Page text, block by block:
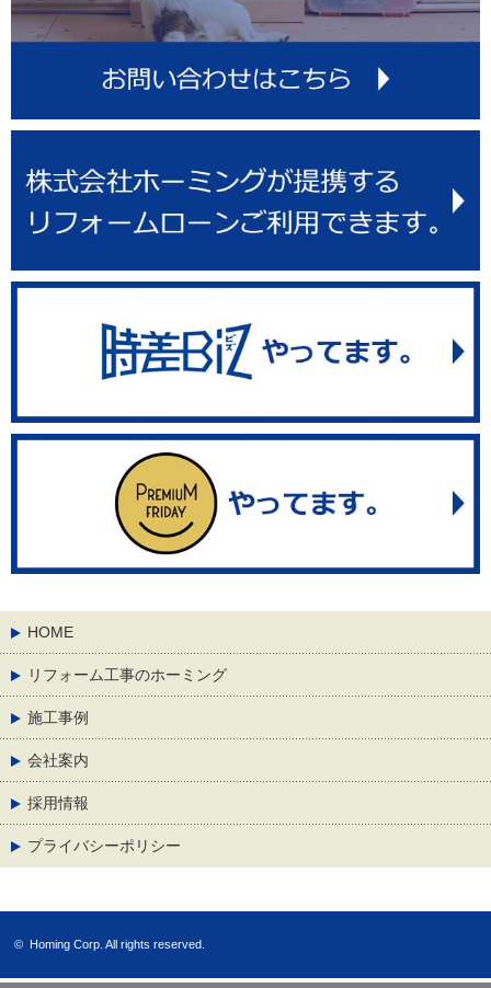
HOME
リフォーム工事のホーミング
施工事例
会社案内
採用情報
プライバシーポリシー
© Homing Corp. All rights reserved.